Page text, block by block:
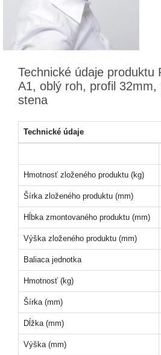
Technické údaje produktu
A1, oblý roh, profil 32mm,
stena
Technické údaje
Hmotnosť zloženého produktu (kg)
Šírka zloženého produktu (mm)
Hĺbka zmontovaného produktu (mm)
Výška zloženého produktu (mm)
Baliaca jednotka
Hmotnosť (kg)
Šírka (mm)
Dĺžka (mm)
Výška (mm)